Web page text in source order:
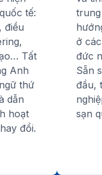
tế:
điều
Tất
Anh
thứ
dẫn
hoạt
đổi.
ở
đức
Sẵn
đầu,
sạn